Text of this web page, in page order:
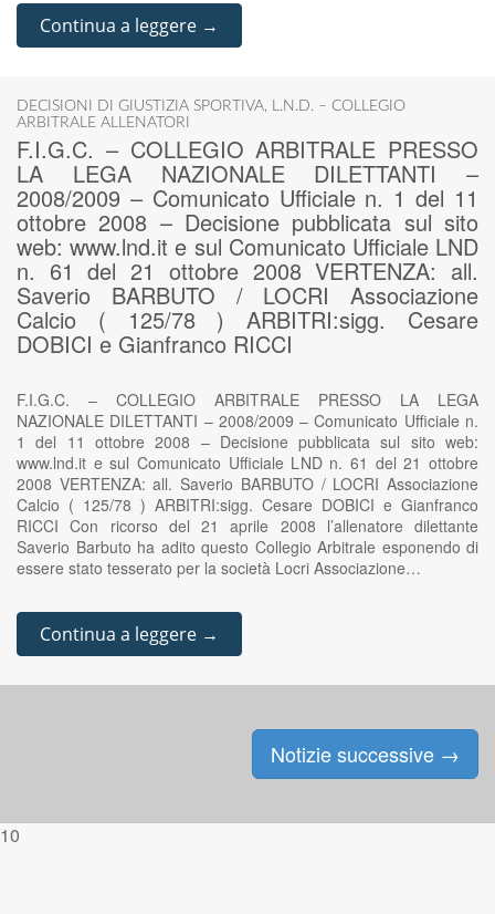
Continua a leggere →
DECISIONI DI GIUSTIZIA SPORTIVA, L.N.D. – COLLEGIO
ARBITRALE ALLENATORI
F.I.G.C. – COLLEGIO ARBITRALE PRESSO
LA LEGA NAZIONALE DILETTANTI –
2008/2009 – Comunicato Ufficiale n. 1 del 11
ottobre 2008 – Decisione pubblicata sul sito
web: www.lnd.it e sul Comunicato Ufficiale LND
n. 61 del 21 ottobre 2008 VERTENZA: all.
Saverio BARBUTO / LOCRI Associazione
Calcio ( 125/78 ) ARBITRI:sigg. Cesare
DOBICI e Gianfranco RICCI
F.I.G.C. – COLLEGIO ARBITRALE PRESSO LA LEGA
NAZIONALE DILETTANTI – 2008/2009 – Comunicato Ufficiale n.
1 del 11 ottobre 2008 – Decisione pubblicata sul sito web:
www.lnd.it e sul Comunicato Ufficiale LND n. 61 del 21 ottobre
2008 VERTENZA: all. Saverio BARBUTO / LOCRI Associazione
Calcio ( 125/78 ) ARBITRI:sigg. Cesare DOBICI e Gianfranco
RICCI Con ricorso del 21 aprile 2008 l’allenatore dilettante
Saverio Barbuto ha adito questo Collegio Arbitrale esponendo di
essere stato tesserato per la società Locri Associazione…
Continua a leggere →
Posts navigationNotizie successive →
10